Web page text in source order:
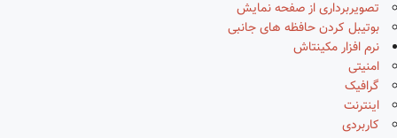
تصویربرداری از صفحه نمایش
بوتیبل کردن حافظه های جانبی
نرم افزار مکینتاش
امنیتی
گرافیک
اینترنت
کاربردی